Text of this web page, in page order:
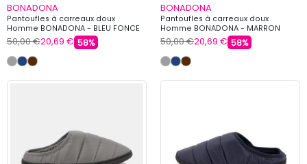
BONADONA
Pantoufles à carreaux doux
Homme BONADONA - BLEU FONCE
50,00 €20,69 € 58%
BONADONA
Pantoufles à carreaux doux
Homme BONADONA - MARRON
50,00 €20,69 € 58%